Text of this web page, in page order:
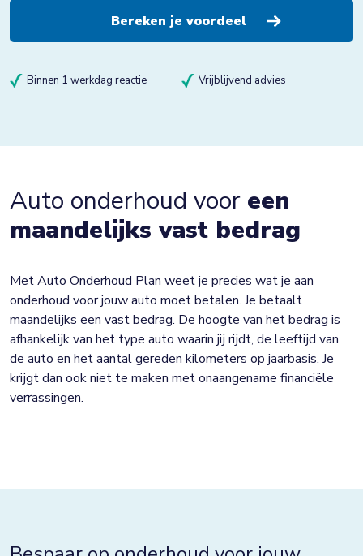
Binnen 1 werkdag reactie Vrijblijvend advies
Auto onderhoud voor een
maandelijks vast bedrag
Met Auto Onderhoud Plan weet je precies wat je aan
onderhoud voor jouw auto moet betalen. Je betaalt
maandelijks een vast bedrag. De hoogte van het bedrag is
afhankelijk van het type auto waarin jij rijdt, de leeftijd van
de auto en het aantal gereden kilometers op jaarbasis. Je
krijgt dan ook niet te maken met onaangename financiële
verrassingen.